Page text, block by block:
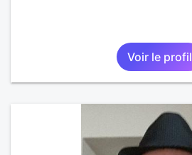
Voir le profil